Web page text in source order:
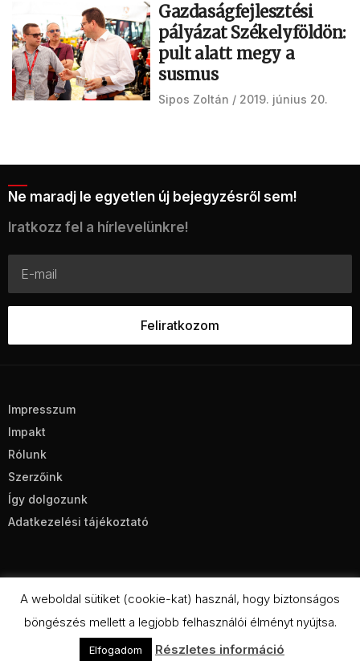
Gazdaságfejlesztési
pályázat Székelyföldön:
pult alatt megy a
susmus
Sipos Zoltán 2019. június 20.
Ne maradj le egyetlen új bejegyzésről sem!
Iratkozz fel a hírlevelünkre!
Impresszum
Impakt
Rólunk
Szerzőink
Így dolgozunk
Adatkezelési tájékoztató
CC BY-NC-SA 4.0
A weboldal sütiket (cookie-kat) használ, hogy biztonságos
böngészés mellett a legjobb felhasználói élményt nyújtsa.
Elfogadom Részletes információ